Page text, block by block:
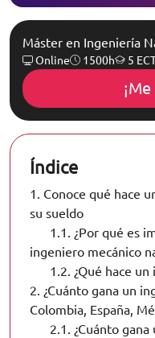
Máster en Ingeniería
Online 1500h 5
Índice
1. Conoce qué hace
su sueldo
1.1. ¿Por qué es
ingeniero mecánico
1.2. ¿Qué hace
2. ¿Cuánto gana un
Colombia, España,
2.1. ¿Cuánto